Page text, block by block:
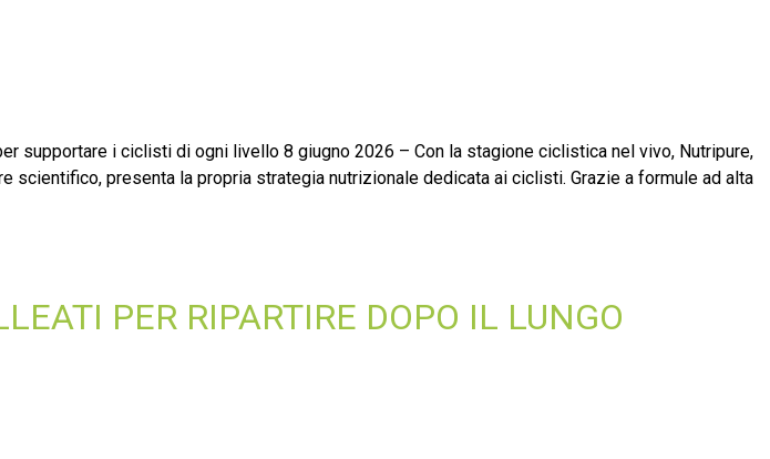
supportare i ciclisti di ogni livello 8 giugno 2026 – Con la stagione ciclistica nel vivo, Nutripure,
presenta la propria strategia nutrizionale dedicata ai ciclisti. Grazie a formule ad alta
PER RIPARTIRE DOPO IL LUNGO